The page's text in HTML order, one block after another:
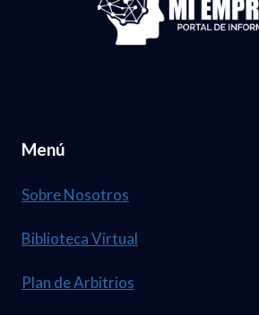
Menú
Sobre Nosotros
Biblioteca Virtual
Plan de Arbitrios